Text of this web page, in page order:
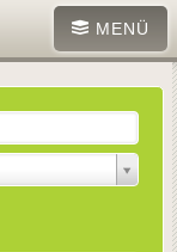
MENÜ